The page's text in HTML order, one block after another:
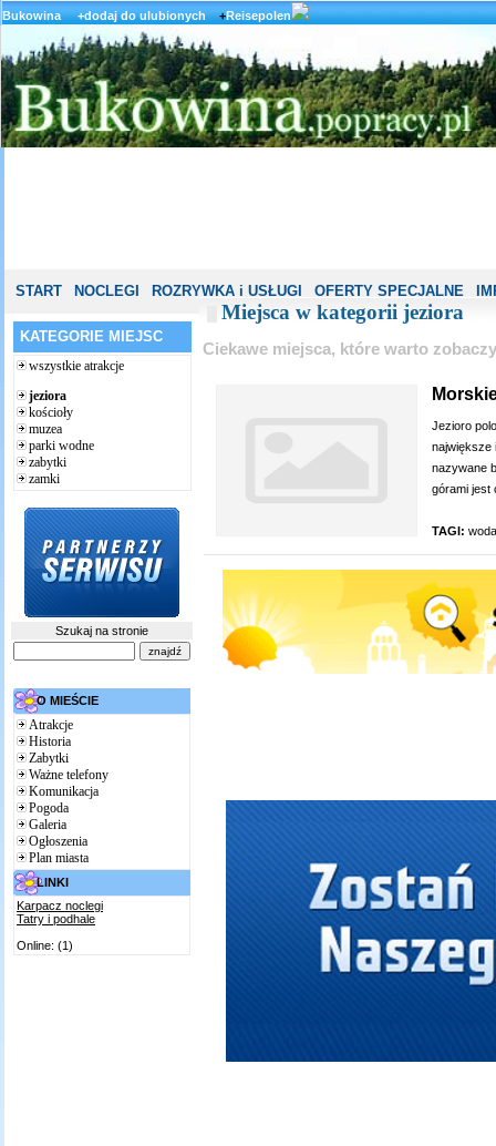
Bukowina +dodaj do ulubionych+Reisepolen
START NOCLEGI ROZRYWKA i USŁUGI OFERTY SPECJALNE
KATEGORIE MIEJSC
wszystkie atrakcje
jeziora
kościoły
muzea
parki wodne
zabytki
zamki
Szukaj na stronie
O MIEŚCIE
Atrakcje
Historia
Zabytki
Ważne telefony
Komunikacja
Pogoda
Galeria
Ogłoszenia
Plan miasta
LINKI
Karpacz noclegi
Tatry i podhale
Online: (1)
Miejsca w kategorii jeziora
Ciekawe miejsca, które warto
Jezioro
największe
nazywane
górami jest
TAGI: woda